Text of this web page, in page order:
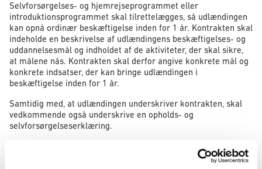
Selvforsørgelses- og hjemrejseprogrammet eller
introduktionsprogrammet skal tilrettelægges, så udlændingen
kan opnå ordinær beskæftigelse inden for 1 år. Kontrakten skal
indeholde en beskrivelse af udlændingens beskæftigelses- og
uddannelsesmål og indholdet af de aktiviteter, der skal sikre,
at målene nås. Kontrakten skal derfor angive konkrete mål og
konkrete indsatser, der kan bringe udlændingen i
beskæftigelse inden for 1 år.
Samtidig med, at udlændingen underskriver kontrakten, skal
vedkommende også underskrive en opholds- og
selvforsørgelseserklæring.